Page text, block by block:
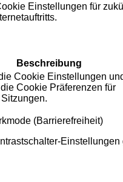
Einstellungen für
Beschreibung
Cookie Einstellungen
Cookie Präferenzen für
(Barrierefreiheit)
Einstellungen